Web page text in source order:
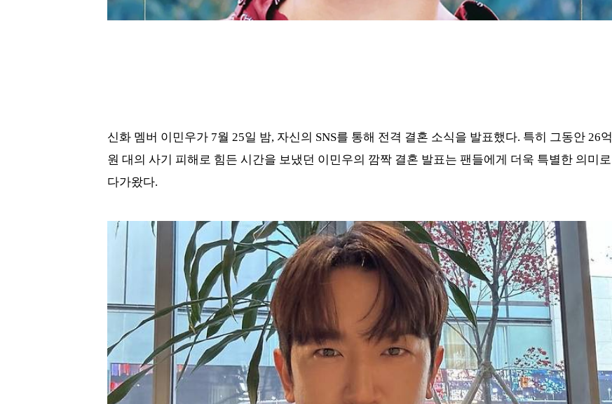
신화 멤버 이민우가 7월 25일 밤, 자신의 SNS를 통해 전격 결혼 소식을 발표했다. 특히 그동안 26억
원 대의 사기 피해로 힘든 시간을 보냈던 이민우의 깜짝 결혼 발표는 팬들에게 더욱 특별한 의미로
다가왔다.